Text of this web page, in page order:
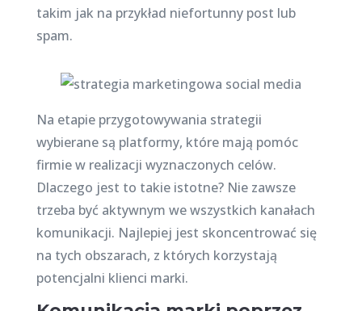
takim jak na przykład niefortunny post lub
spam.
Na etapie przygotowywania strategii
wybierane są platformy, które mają pomóc
firmie w realizacji wyznaczonych celów.
Dlaczego jest to takie istotne? Nie zawsze
trzeba być aktywnym we wszystkich kanałach
komunikacji. Najlepiej jest skoncentrować się
na tych obszarach, z których korzystają
potencjalni klienci marki.